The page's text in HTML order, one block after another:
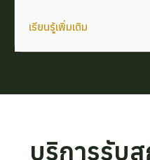
เรียนรู้เพิ่มเติม
บริการรับ